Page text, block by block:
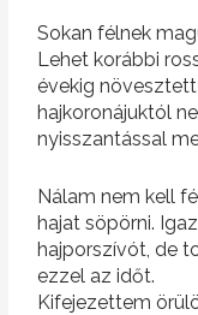
Sokan félnek
Lehet korábbi
évekig
hajkoronájuktól
nyisszantással
Nálam nem kell
hajat söpörni.
hajporszívót, de
ezzel az időt.
Kifejezettem